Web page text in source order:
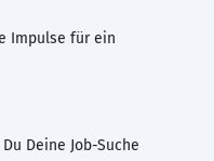
Impulse für ein
Deine Job-Suche